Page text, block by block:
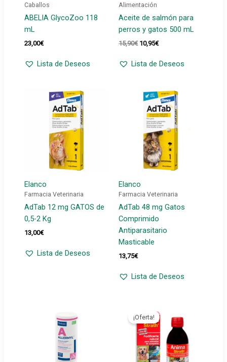
Caballos
ABELIA GlycoZoo 118
mL
23,00€
Lista de Deseos
Alimentación
Aceite de salmón para
perros y gatos 500 mL
15,90€ El
original
era:
10,95€El
actual
es:
Lista de Deseos
Elanco
Farmacia Veterinaria
AdTab 12 mg GATOS de
0,5-2 Kg
13,00€
Lista de Deseos
Elanco
Farmacia Veterinaria
AdTab 48 mg Gatos
Comprimido
Antiparasitario
Masticable
13,75€
Lista de Deseos
¡Oferta!